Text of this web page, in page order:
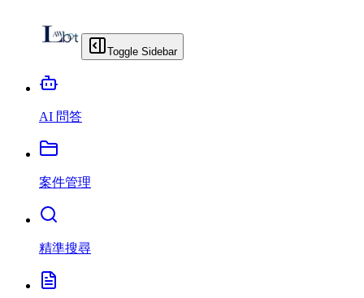
Toggle Sidebar
AI 問答
案件管理
精準搜尋